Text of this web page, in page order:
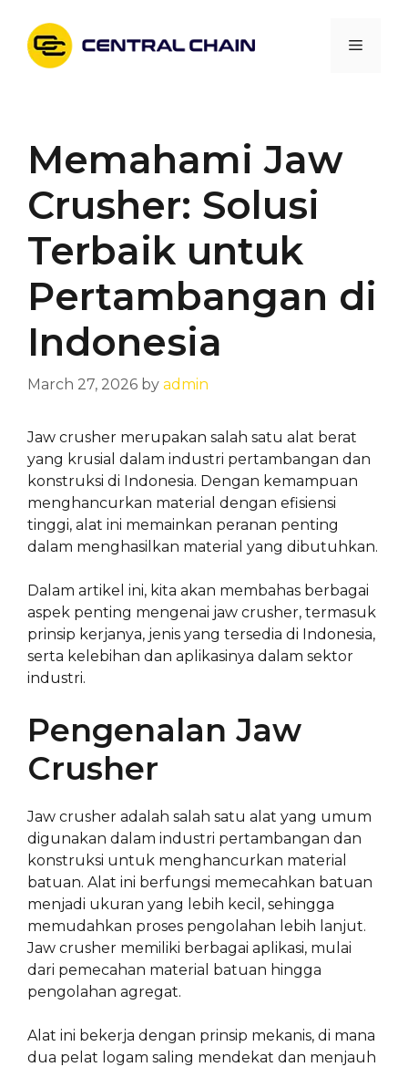
content
Menu
Memahami Jaw
Crusher: Solusi
Terbaik untuk
Pertambangan di
Indonesia
March 27, 2026 by admin
Jaw crusher merupakan salah satu alat berat
yang krusial dalam industri pertambangan dan
konstruksi di Indonesia. Dengan kemampuan
menghancurkan material dengan efisiensi
tinggi, alat ini memainkan peranan penting
dalam menghasilkan material yang dibutuhkan.
Dalam artikel ini, kita akan membahas berbagai
aspek penting mengenai jaw crusher, termasuk
prinsip kerjanya, jenis yang tersedia di Indonesia,
serta kelebihan dan aplikasinya dalam sektor
industri.
Pengenalan Jaw
Crusher
Jaw crusher adalah salah satu alat yang umum
digunakan dalam industri pertambangan dan
konstruksi untuk menghancurkan material
batuan. Alat ini berfungsi memecahkan batuan
menjadi ukuran yang lebih kecil, sehingga
memudahkan proses pengolahan lebih lanjut.
Jaw crusher memiliki berbagai aplikasi, mulai
dari pemecahan material batuan hingga
pengolahan agregat.
Alat ini bekerja dengan prinsip mekanis, di mana
dua pelat logam saling mendekat dan menjauh